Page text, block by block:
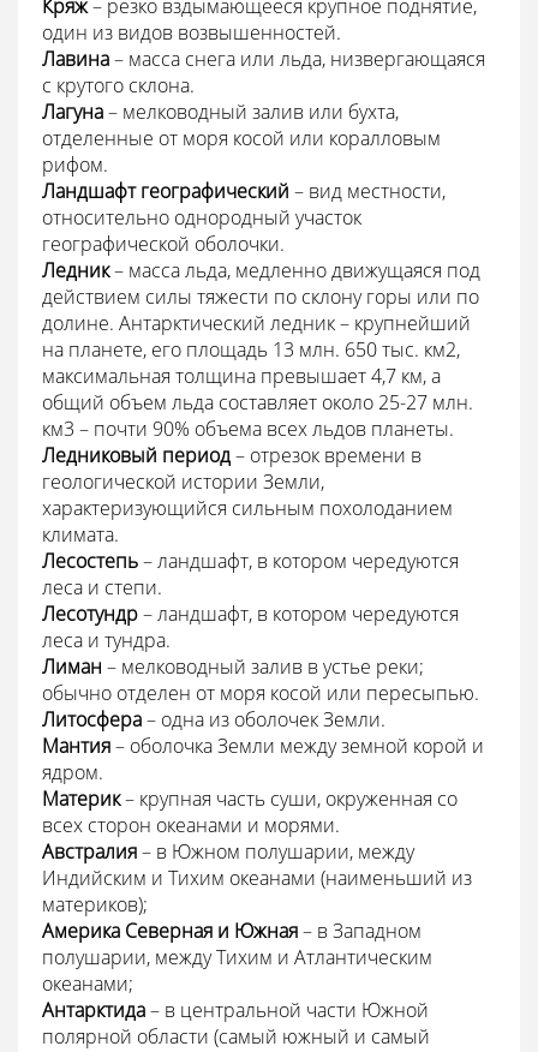
Кряж– резко вздымающееся крупное поднятие,
один из видов возвышенностей.
Лавина– масса снега или льда, низвергающаяся
с крутого склона.
Лагуна– мелководный залив или бухта,
отделенные от моря косой или коралловым
рифом.
Ландшафт географический – вид местности,
относительно однородный участок
географической оболочки.
Ледник– масса льда, медленно движущаяся под
действием силы тяжести по склону горы или по
долине. Антарктический ледник – крупнейший
на планете, его площадь 13 млн. 650 тыс. км2,
максимальная толщина превышает 4,7 км, а
общий объем льда составляет около 25-27 млн.
км3 – почти 90% объема всех льдов планеты.
Ледниковый период– отрезок времени в
геологической истории Земли,
характеризующийся сильным похолоданием
климата.
Лесостепь– ландшафт, в котором чередуются
леса и степи.
Лесотундр– ландшафт, в котором чередуются
леса и тундра.
Лиман – мелководный залив в устье реки;
обычно отделен от моря косой или пересыпью.
Литосфера– одна из оболочек Земли.
Мантия– оболочка Земли между земной корой и
ядром.
Материк– крупная часть суши, окруженная со
всех сторон океанами и морями.
Австралия– в Южном полушарии, между
Индийским и Тихим океанами (наименьший из
материков);
Америка Северная и Южная– в Западном
полушарии, между Тихим и Атлантическим
океанами;
Антарктида– в центральной части Южной
полярной области (самый южный и самый